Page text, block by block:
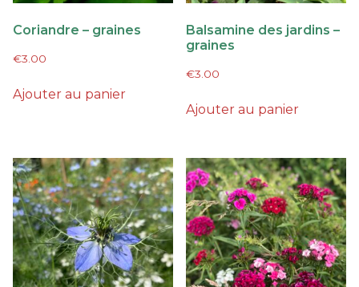
Coriandre – graines
€3.00
Ajouter au panier
Balsamine des jardins –
graines
€3.00
Ajouter au panier